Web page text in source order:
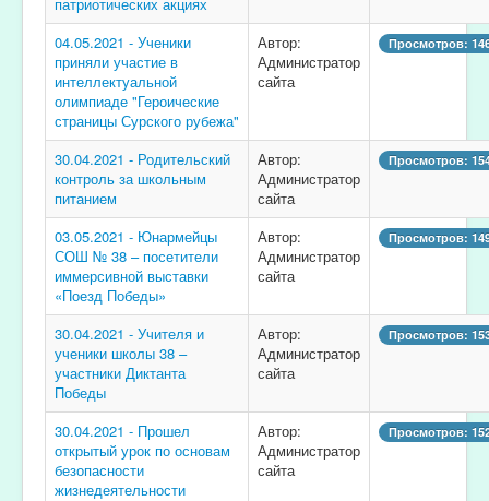
04.05.2021 - Ученики
приняли участие в
интеллектуальной
олимпиаде "Героические
страницы Сурского рубежа"
Автор:
Администратор
сайта
Просмотров:
30.04.2021 - Родительский
контроль за школьным
питанием
Автор:
Администратор
сайта
Просмотров:
03.05.2021 - Юнармейцы
СОШ № 38 – посетители
иммерсивной выставки
«Поезд Победы»
Автор:
Администратор
сайта
Просмотров:
30.04.2021 - Учителя и
ученики школы 38 –
участники Диктанта
Победы
Автор:
Администратор
сайта
Просмотров:
30.04.2021 - Прошел
открытый урок по основам
безопасности
жизнедеятельности
Автор:
Администратор
сайта
Просмотров: